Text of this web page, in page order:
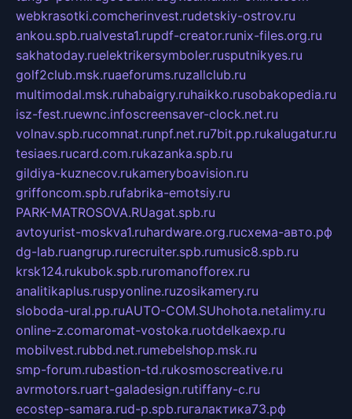
webkrasotki.comcherinvest.rudetskiy-ostrov.ru
ankou.spb.rualvesta1.rupdf-creator.runix-files.org.ru
sakhatoday.ruelektrikersymboler.rusputnikyes.ru
golf2club.msk.ruaeforums.ruzallclub.ru
multimodal.msk.ruhabaigry.ruhaikko.rusobakopedia.ru
isz-fest.ruewnc.infoscreensaver-clock.net.ru
volnav.spb.rucomnat.runpf.net.ru7bit.pp.rukalugatur.ru
tesiaes.rucard.com.rukazanka.spb.ru
gildiya-kuznecov.rukameryboavision.ru
griffoncom.spb.rufabrika-emotsiy.ru
PARK-MATROSOVA.RUagat.spb.ru
avtoyurist-moskva1.ruhardware.org.ruсхема-авто.рф
dg-lab.ruangrup.rurecruiter.spb.rumusic8.spb.ru
krsk124.rukubok.spb.ruromanofforex.ru
analitikaplus.ruspyonline.ruzosikamery.ru
sloboda-ural.pp.ruAUTO-COM.SUhohota.netalimy.ru
online-z.comaromat-vostoka.ruotdelkaexp.ru
mobilvest.rubbd.net.rumebelshop.msk.ru
smp-forum.rubastion-td.rukosmoscreative.ru
avrmotors.ruart-galadesign.rutiffany-c.ru
ecostep-samara.rud-p.spb.ruгалактика73.рф